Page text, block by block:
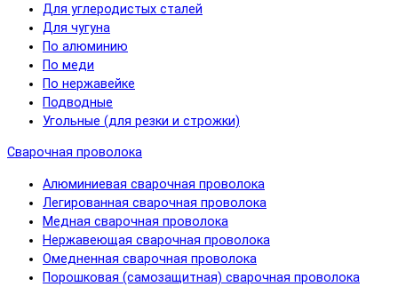
Для углеродистых сталей
Для чугуна
По алюминию
По меди
По нержавейке
Подводные
Угольные (для резки и строжки)
Сварочная проволока
Алюминиевая сварочная проволока
Легированная сварочная проволока
Медная сварочная проволока
Нержавеющая сварочная проволока
Омедненная сварочная проволока
Порошковая (самозащитная) сварочная проволока